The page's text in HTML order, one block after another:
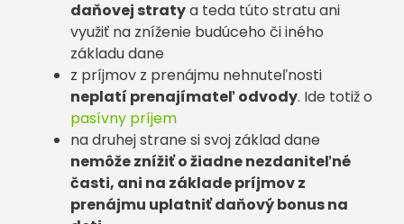
daňovej stratya teda túto stratu ani
využiť na zníženie budúceho či iného
základu dane
z príjmov z prenájmu nehnuteľnosti
neplatí prenajímateľ odvody. Ide totiž o
pasívny príjem
na druhej strane si svoj základ dane
nemôže znížiť o žiadne nezdaniteľné
časti, ani na základe príjmov z
prenájmu uplatniť daňový bonus na